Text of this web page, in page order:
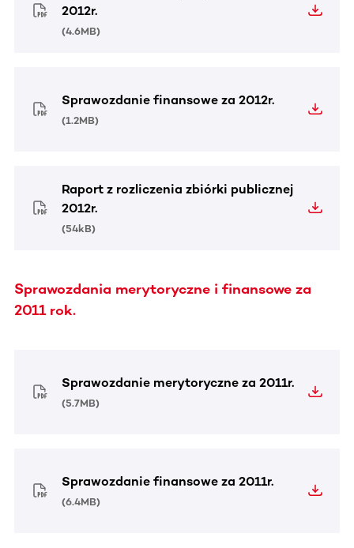
2012r.
(4.6MB)
Sprawozdanie finansowe za 2012r.
(1.2MB)
Raport z rozliczenia zbiórki publicznej
2012r.
(54kB)
Sprawozdania merytoryczne i finansowe za
2011 rok.
Sprawozdanie merytoryczne za 2011r.
(5.7MB)
Sprawozdanie finansowe za 2011r.
(6.4MB)